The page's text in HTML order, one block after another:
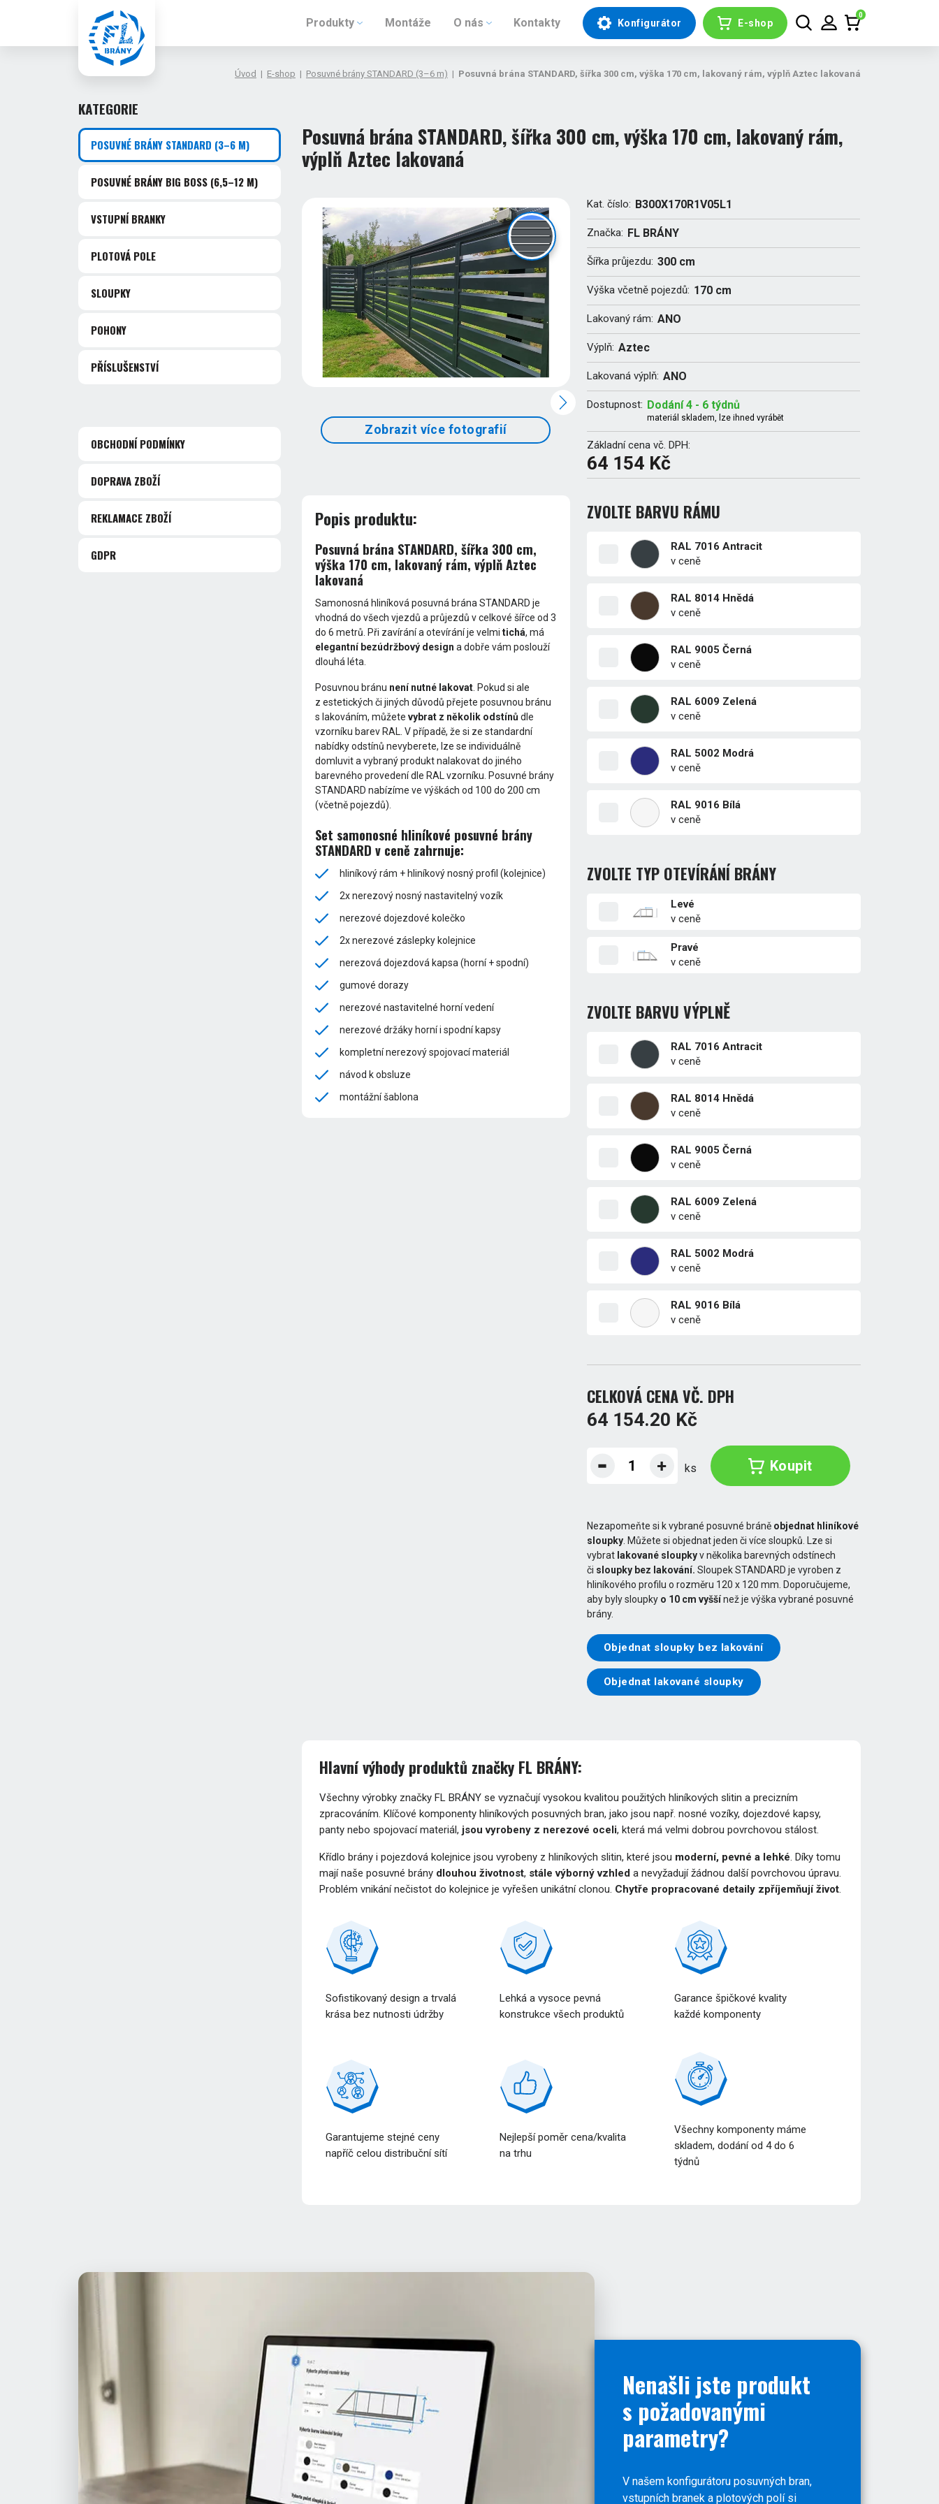
Produkty Montáže O nás Kontakty Konfigurátor E-shop
0
Úvod | E-shop | Posuvné brány STANDARD (3–6 m) | Posuvná brána STANDARD, šířka 300 cm, výška 170 cm, lakovaný rám, výplň Aztec lakovaná
KATEGORIE
POSUVNÉ BRÁNY STANDARD (3–6 M)
POSUVNÉ BRÁNY BIG BOSS (6,5–12 M)
VSTUPNÍ BRANKY
PLOTOVÁ POLE
SLOUPKY
POHONY
PŘÍSLUŠENSTVÍ
OBCHODNÍ PODMÍNKY
DOPRAVA ZBOŽÍ
REKLAMACE ZBOŽÍ
GDPR
Posuvná brána STANDARD, šířka 300 cm, výška 170 cm, lakovaný rám,
výplň Aztec lakovaná
Zobrazit více fotografií
Kat. číslo: B300X170R1V05L1
Značka: FL BRÁNY
Šířka průjezdu: 300 cm
Výška včetně pojezdů: 170 cm
Lakovaný rám: ANO
Výplň: Aztec
Lakovaná výplň: ANO
Dostupnost: Dodání 4 - 6 týdnů
materiál skladem, lze ihned vyrábět
Základní cena vč. DPH:
64 154 Kč
ZVOLTE BARVU RÁMU
RAL 7016 Antracit
v ceně
RAL 8014 Hnědá
v ceně
RAL 9005 Černá
v ceně
RAL 6009 Zelená
v ceně
RAL 5002 Modrá
v ceně
RAL 9016 Bílá
v ceně
ZVOLTE TYP OTEVÍRÁNÍ BRÁNY
Levé
v ceně
Pravé
v ceně
ZVOLTE BARVU VÝPLNĚ
RAL 7016 Antracit
v ceně
RAL 8014 Hnědá
v ceně
RAL 9005 Černá
v ceně
RAL 6009 Zelená
v ceně
RAL 5002 Modrá
v ceně
RAL 9016 Bílá
v ceně
CELKOVÁ CENA VČ. DPH
64 154.20 Kč
ks Koupit
Nezapomeňte si k vybrané posuvné bráně objednat hliníkové
sloupky. Můžete si objednat jeden či více sloupků. Lze si
vybrat lakované sloupkyv několika barevných odstínech
či sloupky bez lakování. Sloupek STANDARD je vyroben z
hliníkového profilu o rozměru 120 x 120 mm. Doporučujeme,
aby byly sloupky o 10 cm vyššínež je výška vybrané posuvné
brány.
Objednat sloupky bez lakování
Objednat lakované sloupky
Popis produktu:
Posuvná brána STANDARD, šířka 300 cm,
výška 170 cm, lakovaný rám, výplň Aztec
lakovaná
Samonosná hliníková posuvná brána STANDARD je
vhodná do všech vjezdů a průjezdů v celkové šířce od 3
do 6 metrů. Při zavírání a otevírání je velmitichá, má
elegantní bezúdržbový design a dobře vám poslouží
dlouhá léta.
Posuvnou bránu není nutné lakovat. Pokud si ale
z estetických či jiných důvodů přejete posuvnou bránu
s lakováním, můžetevybrat z několik odstínůdle
vzorníku barev RAL. V případě, že si ze standardní
nabídky odstínů nevyberete, lze se individuálně
domluvit a vybraný produkt nalakovat do jiného
barevného provedení dle RAL vzorníku. Posuvné brány
STANDARD nabízíme ve výškách od 100 do 200 cm
(včetně pojezdů).
Set samonosné hliníkové posuvné brány
STANDARD v ceně zahrnuje:
hliníkový rám + hliníkový nosný profil (kolejnice)
2x nerezový nosný nastavitelný vozík
nerezové dojezdové kolečko
2x nerezové záslepky kolejnice
nerezová dojezdová kapsa (horní + spodní)
gumové dorazy
nerezové nastavitelné horní vedení
nerezové držáky horní i spodní kapsy
kompletní nerezový spojovací materiál
návod k obsluze
montážní šablona
Hlavní výhody produktů značky FL BRÁNY:
Všechny výrobky značky FL BRÁNY se vyznačují vysokou kvalitou použitých hliníkových slitin a precizním
zpracováním. Klíčové komponenty hliníkových posuvných bran, jako jsou např. nosné vozíky, dojezdové kapsy,
panty nebo spojovací materiál, jsou vyrobeny z nerezové oceli, která má velmi dobrou povrchovou stálost.
Křídlo brány i pojezdová kolejnice jsou vyrobeny z hliníkových slitin, které jsou moderní, pevné a lehké. Díky tomu
mají naše posuvné brány dlouhou životnost, stále výborný vzhled a nevyžadují žádnou další povrchovou úpravu.
Problém vnikání nečistot do kolejnice je vyřešen unikátní clonou. Chytře propracované detaily zpříjemňují život.
Sofistikovaný design a trvalá
krása bez nutnosti údržby
Lehká a vysoce pevná
konstrukce všech produktů
Garance špičkové kvality
každé komponenty
Garantujeme stejné ceny
napříč celou distribuční sítí
Nejlepší poměr cena/kvalita
na trhu
Všechny komponenty máme
skladem, dodání od 4 do 6
týdnů
Nenašli jste produkt
s požadovanými
parametry?
V našem konfigurátoru posuvných bran,
vstupních branek a plotových polí si